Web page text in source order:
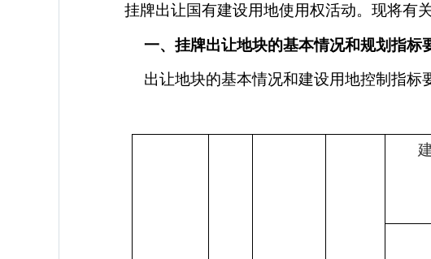
挂牌出让国有建设用地使用权活动。现将有
一、挂牌出让地块的基本情况和规划指标
出让地块的基本情况和建设用地控制指标